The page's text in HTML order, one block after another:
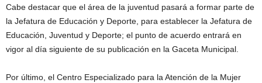
Cabe destacar que el área de la juventud pasará a formar parte de
la Jefatura de Educación y Deporte, para establecer la Jefatura de
Educación, Juventud y Deporte; el punto de acuerdo entrará en
vigor al día siguiente de su publicación en la Gaceta Municipal.
Por último, el Centro Especializado para la Atención de la Mujer